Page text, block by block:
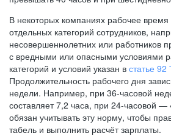
В некоторых компаниях рабочее
отдельных категорий сотрудников,
несовершеннолетних или работников
с вредными или опасными условиями
категорий и условий указан в статье 92
Продолжительность рабочего дня
недели. Например, при 36-часовой
составляет 7,2 часа, при 24-часовой —
обязан учитывать эту норму, чтобы
табель и выполнить расчёт зарплаты.